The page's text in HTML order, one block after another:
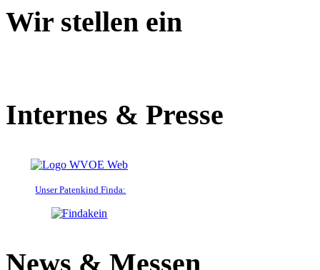
Wir stellen ein
Internes & Presse
Unser Patenkind Finda:
News & Messen